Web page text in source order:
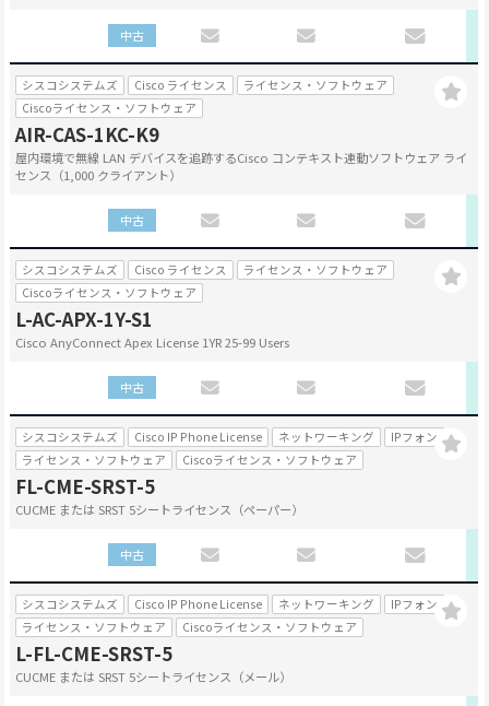
中古
シスコシステムズ Cisco ライセンス
ライセンス・ソフトウェア
Ciscoライセンス・ソフトウェア
AIR-CAS-1KC-K9
屋内環境で無線 LAN デバイスを追跡するCisco コンテキスト連動ソフトウェア ライ
センス（1,000 クライアント）
中古
シスコシステムズ Cisco ライセンス
ライセンス・ソフトウェア
Ciscoライセンス・ソフトウェア
L-AC-APX-1Y-S1
Cisco AnyConnect Apex License 1YR 25-99 Users
中古
シスコシステムズ Cisco IP Phone License ネットワーキング
IPフォン
ライセンス・ソフトウェア
Ciscoライセンス・ソフトウェア
FL-CME-SRST-5
CUCME または SRST 5シートライセンス（ペーパー）
中古
シスコシステムズ Cisco IP Phone License ネットワーキング
IPフォン
ライセンス・ソフトウェア
Ciscoライセンス・ソフトウェア
L-FL-CME-SRST-5
CUCME または SRST 5シートライセンス（メール）